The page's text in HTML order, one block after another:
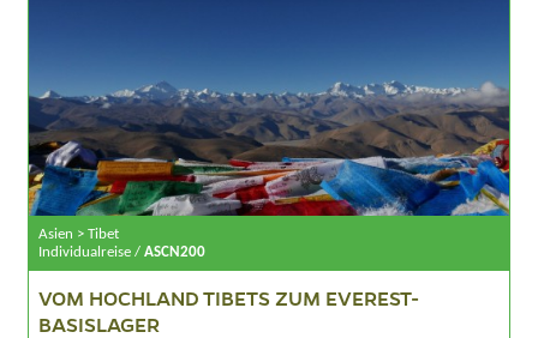
Asien > Tibet
Individualreise / ASCN200
VOM HOCHLAND TIBETS ZUM EVEREST-
BASISLAGER